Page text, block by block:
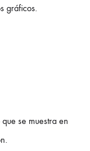
gráficos.
se muestra en